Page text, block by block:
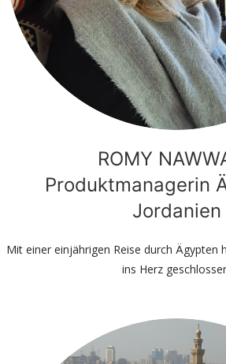
ROMY
Produktmanagerin
Jordanien
Mit einer einjährigen Reise durch Ägypten
ins Herz